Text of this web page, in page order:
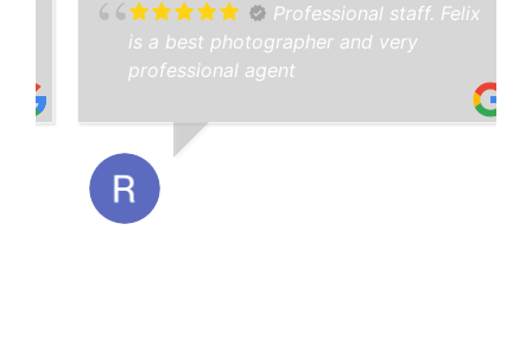
Professional staff. Felix
is a best photographer and very
professional agent
RUSLAN SOFTEKS
23/11/2023